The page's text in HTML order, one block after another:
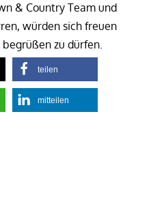
& Country Team und
würden sich freuen
zu dürfen.
teilen
mitteilen